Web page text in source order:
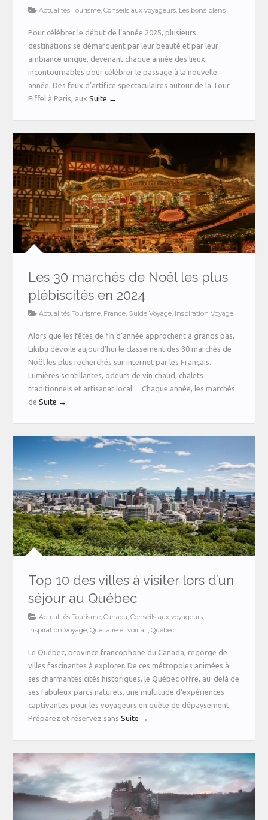
Actualités Tourisme,Conseils aux voyageurs, Les bons plans
Pour célébrer le début de l’année 2025, plusieurs
destinations se démarquent par leur beauté et par leur
ambiance unique, devenant chaque année des lieux
incontournables pour célébrer le passage à la nouvelle
année. Des feux d’artifice spectaculaires autour de la Tour
Eiffel à Paris, auxSuite →
Les 30 marchés de Noël les plus
plébiscités en 2024
Actualités Tourisme, France,Guide Voyage, Inspiration Voyage
Alors que les fêtes de fin d’année approchent à grands pas,
Likibu dévoile aujourd’hui le classement des 30 marchés de
Noël les plus recherchés sur internet par les Français.
Lumières scintillantes, odeurs de vin chaud, chalets
traditionnels et artisanat local… Chaque année, les marchés
deSuite →
Top 10 des villes à visiter lors d’un
séjour au Québec
Actualités Tourisme,Canada,Conseils aux voyageurs,
Inspiration Voyage,Que faire et voir à...,Québec
Le Québec, province francophone du Canada, regorge de
villes fascinantes à explorer. De ces métropoles animées à
ses charmantes cités historiques, le Québec offre, au-delà de
ses fabuleux parcs naturels, une multitude d’expériences
captivantes pour les voyageurs en quête de dépaysement.
Préparez et réservez sansSuite →